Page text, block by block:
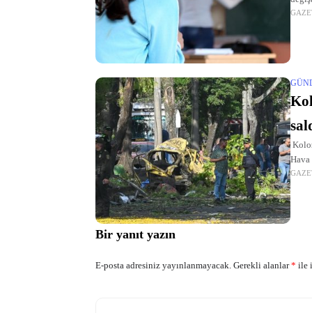
Hava
Bir yanıt yazın
E-posta adresiniz yayınlanmayacak. Gerekli alanlar* ile